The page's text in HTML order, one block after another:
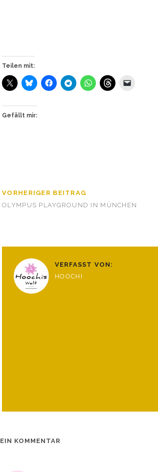
Teilen mit:
Gefällt mir:
VORHERIGER BEITRAG
OLYMPUS PLAYGROUND IN MÜNCHEN
VERFASST VON:
HOOCHI
EIN KOMMENTAR